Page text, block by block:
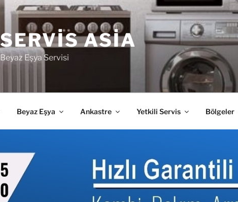
SERVIS ASIA
Beyaz Eşya Servisi
Beyaz Eşya Ankastre Yetkili Servis Bölgeler